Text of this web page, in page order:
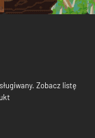
Zobacz listę